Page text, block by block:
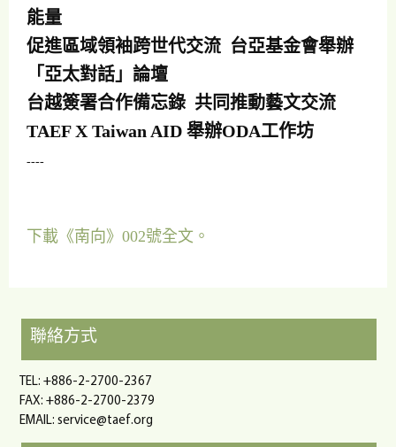
能量
促進區域領袖跨世代交流 台亞基金會舉辦
「亞太對話」論壇
台越簽署合作備忘錄 共同推動藝文交流
TAEF X Taiwan AID 舉辦ODA工作坊
----
下載《南向》002號全文。
聯絡方式
TEL: +886-2-2700-2367
FAX: +886-2-2700-2379
EMAIL: service@taef.org